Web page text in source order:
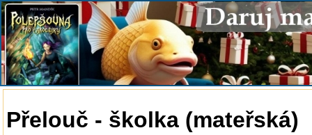
Přelouč - školka (mateřská)